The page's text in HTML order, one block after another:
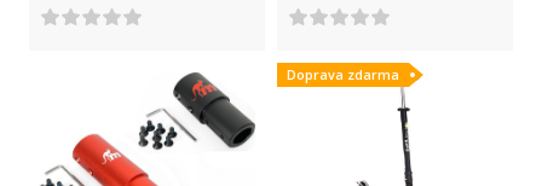
Doprava zdarma